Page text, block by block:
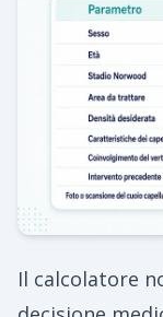
Il calcolatore